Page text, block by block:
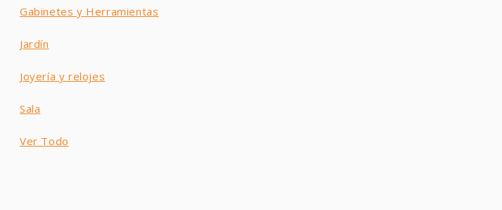
Gabinetes y Herramientas
Jardín
Joyería y relojes
Sala
Ver Todo